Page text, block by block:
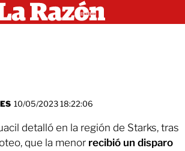
10/05/2023 18:22:06
detalló en la región de Starks, tras
que la menor recibió un disparo